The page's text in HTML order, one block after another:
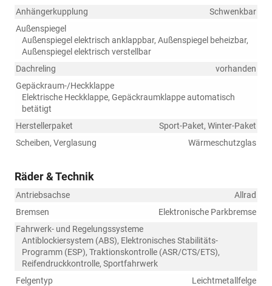
Anhängerkupplung
Schwenkbar
Außenspiegel
Außenspiegel elektrisch anklappbar, Außenspiegel beheizbar,
Außenspiegel elektrisch verstellbar
Dachreling
vorhanden
Gepäckraum-/Heckklappe
Elektrische Heckklappe, Gepäckraumklappe automatisch
betätigt
Herstellerpaket
Sport-Paket, Winter-Paket
Scheiben, Verglasung
Wärmeschutzglas
Räder & Technik
Antriebsachse
Allrad
Bremsen
Elektronische Parkbremse
Fahrwerk- und Regelungssysteme
Antiblockiersystem (ABS), Elektronisches Stabilitäts-
Programm (ESP), Traktionskontrolle (ASR/CTS/ETS),
Reifendruckkontrolle, Sportfahrwerk
Felgentyp
Leichtmetallfelge